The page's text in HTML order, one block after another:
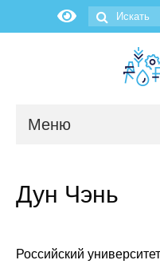
Меню
О нас
Дун Чэнь
Российский